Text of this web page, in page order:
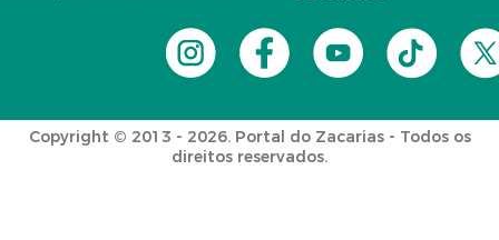
Copyright © 2013 - 2026. Portal do Zacarias - Todos os
direitos reservados.